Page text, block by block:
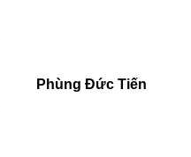
Phùng Đức Tiến